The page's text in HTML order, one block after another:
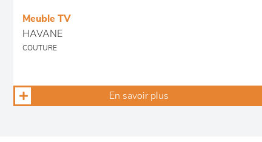
Meuble TV
HAVANE
COUTURE
En savoir plus